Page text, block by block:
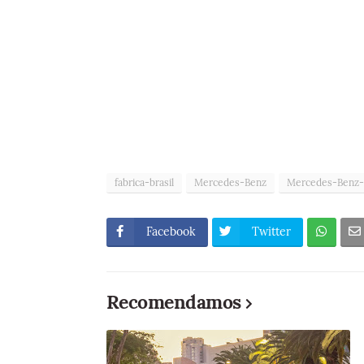
fabrica-brasil Mercedes-Benz Mercedes-
Facebook Twitter
Recomendamos